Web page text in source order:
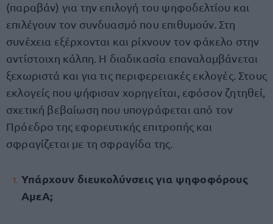
(παραβάν) για την επιλογή του ψηφοδελτίου και
επιλέγουν τον συνδυασμό που επιθυμούν. Στη
συνέχεια εξέρχονται και ρίχνουν τον φάκελο στην
αντίστοιχη κάλπη. Η διαδικασία επαναλαμβάνεται
ξεχωριστά και για τις περιφερειακές εκλογές. Στους
εκλογείς που ψήφισαν χορηγείται, εφόσον ζητηθεί,
σχετική βεβαίωση που υπογράφεται από τον
Πρόεδρο της εφορευτικής επιτροπής και
σφραγίζεται με τη σφραγίδα της.
Υπάρχουν διευκολύνσεις για ψηφοφόρους
ΑμεΑ;